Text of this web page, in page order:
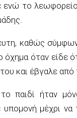
ενώ το
καθώς
όταν είδε
και έβγαλε από
παιδί ήταν
μέχρι